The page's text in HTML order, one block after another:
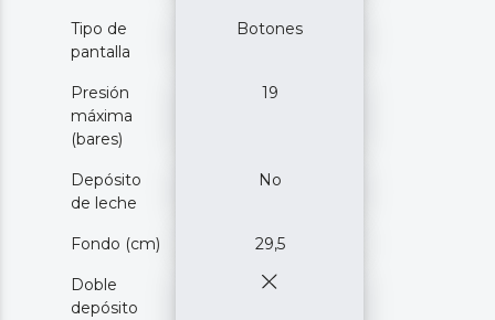
Tipo de
pantalla
Botones
Presión
máxima
(bares)
19
Depósito
de leche
No
Fondo (cm) 29,5
Doble
depósito